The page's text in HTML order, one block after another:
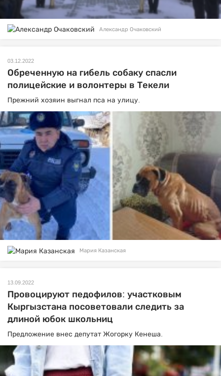
Александр Очаковский
03.12.2022
Обреченную на гибель собаку спасли
полицейские и волонтеры в Текели
Прежний хозяин выгнал пса на улицу.
Мария Казанская
13.09.2022
Провоцируют педофилов: участковым
Кыргызстана посоветовали следить за
длиной юбок школьниц
Предложение внес депутат Жогорку Кенеша.